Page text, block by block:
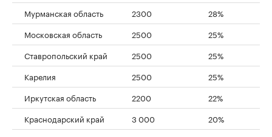
Мурманская область
2300
28%
Московская область
2500
25%
Ставропольский край
2500
25%
Карелия
2500
25%
Иркутская область
2200
22%
Краснодарский край
3 000 20%